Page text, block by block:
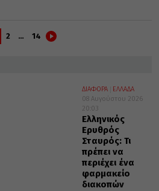
2 … 14
ΔΙΑΦΟΡΑ
ΕΛΛΑΔΑ
08 Αυγούστου 2026
20:03
Ελληνικός
Ερυθρός
Σταυρός: Τι
πρέπει να
περιέχει ένα
φαρμακείο
διακοπών